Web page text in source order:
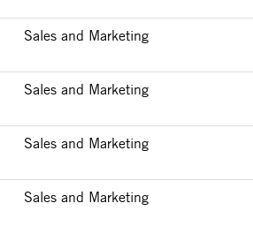
Sales and Marketing
Sales and Marketing
Sales and Marketing
Sales and Marketing